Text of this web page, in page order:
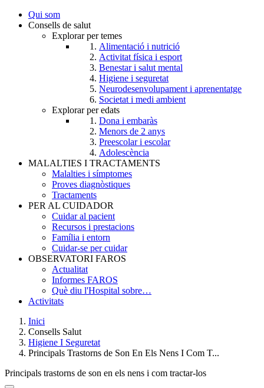
User
account
Qui som
Consells de salut
Explorar per temes
Alimentació i nutrició
Activitat física i esport
Benestar i salut mental
Higiene i seguretat
Neurodesenvolupament i aprenentatge
Societat i medi ambient
Explorar per edats
Dona i embaràs
Menors de 2 anys
Preescolar i escolar
Adolescència
MALALTIES I TRACTAMENTS
Malalties i símptomes
Proves diagnòstiques
Tractaments
PER AL CUIDADOR
Cuidar al pacient
Recursos i prestacions
Família i entorn
Cuidar-se per cuidar
OBSERVATORI FAROS
Actualitat
Informes FAROS
Què diu l'Hospital sobre…
Activitats
Breadcrumb
Inici
Consells Salut
Higiene I Seguretat
Principals Trastorns de Son En Els Nens I Com T...
Principals trastorns de son en els nens i com tractar-los